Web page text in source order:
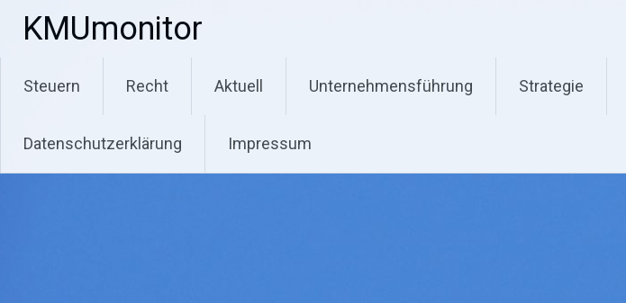
Inhalt
springen
KMUmonitor
Steuern Recht Aktuell Unternehmensführung Strategie
Datenschutzerklärung Impressum